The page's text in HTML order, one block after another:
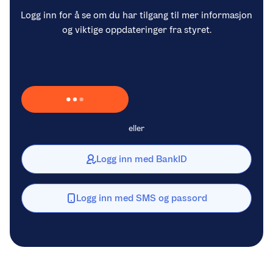
Logg inn for å se om du har tilgang til mer informasjon
og viktige oppdateringer fra styret.
Laster inn Vipps …
eller
Logg inn med BankID
Logg inn med SMS og passord